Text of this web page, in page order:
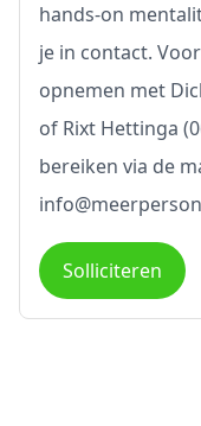
hands-on
je in contact.
opnemen met
of Rixt Hettinga
bereiken via de
Solliciteren